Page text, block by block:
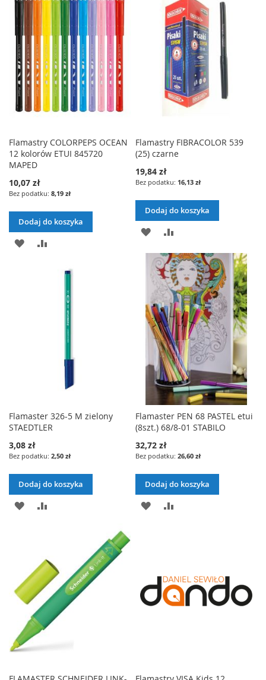
LISTY
ŻYCZEŃ
LISTY
ŻYCZEŃ
Flamastry COLORPEPS OCEAN
12 kolorów ETUI 845720
MAPED
10,07 zł
8,19 zł
Dodaj do koszyka
DODAJ
Flamastry FIBRACOLOR 539
(25) czarne
19,84 zł
16,13 zł
Dodaj do koszyka
DODAJ
DO
LISTY
ŻYCZEŃ
Flamaster 326-5 M zielony
STAEDTLER
3,08 zł
2,50 zł
Dodaj do koszyka
DODAJ
ŻYCZEŃ
Flamaster PEN 68 PASTEL etui
(8szt.) 68/8-01 STABILO
32,72 zł
26,60 zł
Dodaj do koszyka
DODAJ